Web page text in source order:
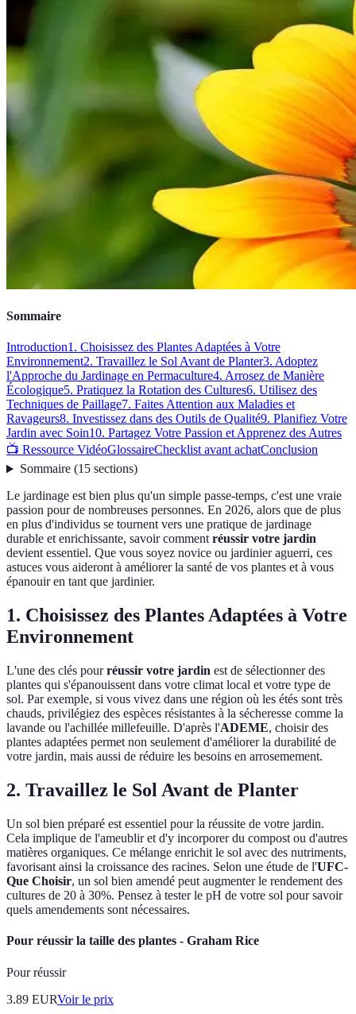
Sommaire
Introduction1. Choisissez des Plantes Adaptées à Votre
Environnement2. Travaillez le Sol Avant de Planter3. Adoptez
l'Approche du Jardinage en Permaculture4. Arrosez de Manière
Écologique5. Pratiquez la Rotation des Cultures6. Utilisez des
Techniques de Paillage7. Faites Attention aux Maladies et
Ravageurs8. Investissez dans des Outils de Qualité9. Planifiez Votre
Jardin avec Soin10. Partagez Votre Passion et Apprenez des Autres
📺 Ressource VidéoGlossaireChecklist avant achatConclusion
Sommaire(15 sections)
Le jardinage est bien plus qu'un simple passe-temps, c'est une vraie
passion pour de nombreuses personnes. En 2026, alors que de plus
en plus d'individus se tournent vers une pratique de jardinage
durable et enrichissante, savoir commentréussir votre jardin
devient essentiel. Que vous soyez novice ou jardinier aguerri, ces
astuces vous aideront à améliorer la santé de vos plantes et à vous
épanouir en tant que jardinier.
1. Choisissez des Plantes Adaptées à Votre
Environnement
L'une des clés pourréussir votre jardin est de sélectionner des
plantes qui s'épanouissent dans votre climat local et votre type de
sol. Par exemple, si vous vivez dans une région où les étés sont très
chauds, privilégiez des espèces résistantes à la sécheresse comme la
lavande ou l'achillée millefeuille. D'après l'ADEME, choisir des
plantes adaptées permet non seulement d'améliorer la durabilité de
votre jardin, mais aussi de réduire les besoins en arrosemement.
2. Travaillez le Sol Avant de Planter
Un sol bien préparé est essentiel pour la réussite de votre jardin.
Cela implique de l'ameublir et d'y incorporer du compost ou d'autres
matières organiques. Ce mélange enrichit le sol avec des nutriments,
favorisant ainsi la croissance des racines. Selon une étude de l'UFC-
Que Choisir, un sol bien amendé peut augmenter le rendement des
cultures de 20 à 30%. Pensez à tester le pH de votre sol pour savoir
quels amendements sont nécessaires.
Pour réussir la taille des plantes - Graham Rice
Pour réussir
3.89 EURVoir le prix